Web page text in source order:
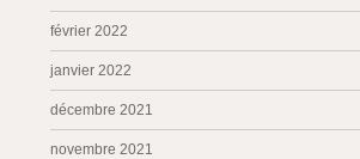
février 2022
janvier 2022
décembre 2021
novembre 2021